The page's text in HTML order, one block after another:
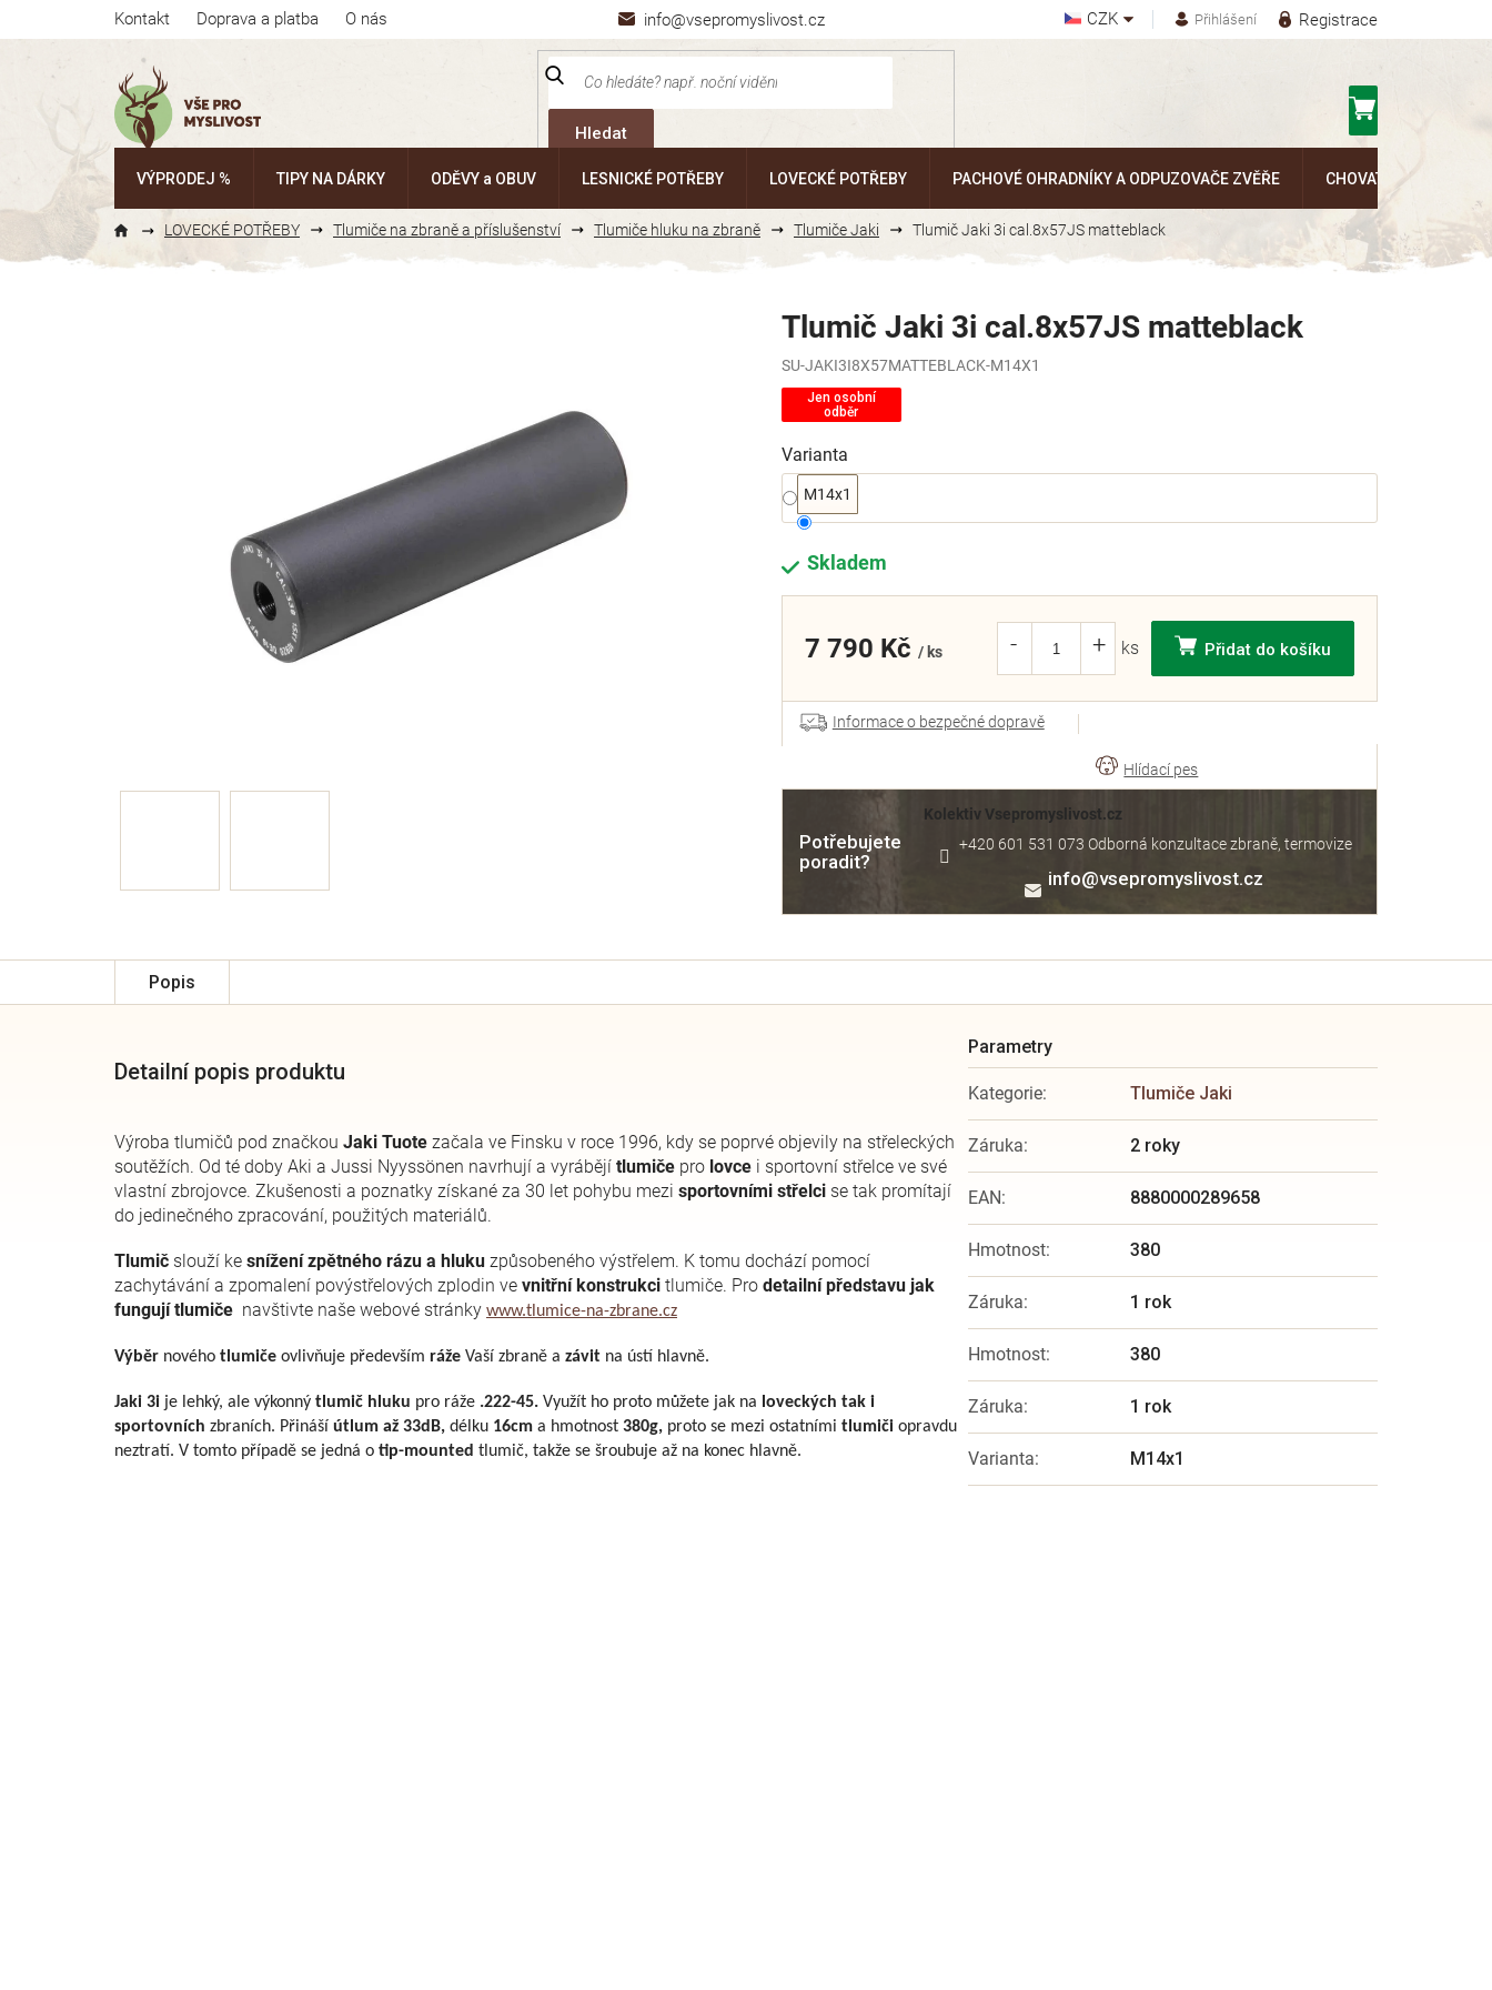
info@vsepromyslivost.cz
Kontakt Doprava a platba O nás CZK Registrace
Přihlášení
Hledat
VÝPRODEJ % TIPY NA DÁRKY ODĚVY a OBUV LESNICKÉ POTŘEBY LOVECKÉ POTŘEBY PACHOVÉ OHRADNÍKY A ODPUZOVAČE ZVĚŘE CHOVATELSKÉ
LOVECKÉ POTŘEBY Tlumiče na zbraně a příslušenství Tlumiče hluku na zbraně Tlumiče Jaki Tlumič Jaki 3i cal.8x57JS matteblack
Skladem
Varianta
M14x1
7 790 Kč / ks Přidat do košíku
Tlumič Jaki 3i cal.8x57JS matteblack
SU-JAKI3I8X57MATTEBLACK-M14X1
Jen osobní
odběr
Informace o bezpečné dopravě
Potřebujete
poradit?
Kolektiv Vsepromyslivost.cz
info@vsepromyslivost.cz
+420 601 531 073 Odborná konzultace zbraně, termovize
Popis
Detailní popis produktu
Výroba tlumičů pod značkou Jaki Tuote začala ve Finsku v roce 1996, kdy se poprvé objevily na střeleckých
soutěžích. Od té doby Aki a Jussi Nyyssönen navrhují a vyrábějí tlumiče pro lovce i sportovní střelce ve své
vlastní zbrojovce. Zkušenosti a poznatky získané za 30 let pohybu mezi sportovními střelci se tak promítají
do jedinečného zpracování, použitých materiálů.
Tlumič slouží ke snížení zpětného rázu a hluku způsobeného výstřelem. K tomu dochází pomocí
zachytávání a zpomalení povýstřelových zplodin ve vnitřní konstrukci tlumiče. Pro detailní představu jak
fungují tlumiče navštivte naše webové stránky www.tlumice-na-zbrane.cz
Výběr nového tlumiče ovlivňuje především ráže Vaší zbraně a závit na ústí hlavně.
Jaki 3i je lehký, ale výkonný tlumič hluku pro ráže .222-45. Využít ho proto můžete jak na loveckých tak i
sportovních zbraních. Přináší útlum až 33dB, délku 16cm a hmotnost 380g, proto se mezi ostatními tlumiči opravdu
neztratí. V tomto případě se jedná o tip-mounted tlumič, takže se šroubuje až na konec hlavně.
Kategorie: Tlumiče Jaki
Záruka: 2 roky
EAN: 8880000289658
Hmotnost: 380
Záruka: 1 rok
Hmotnost: 380
Záruka: 1 rok
Varianta: M14x1